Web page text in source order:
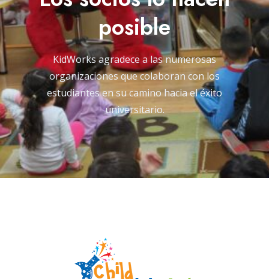
posible
KidWorks agradece a las numerosas
organizaciones que colaboran con los
estudiantes en su camino hacia el éxito
universitario.